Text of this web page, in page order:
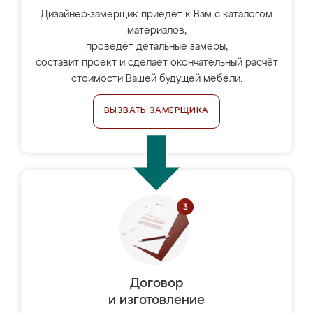
Дизайнер-замерщик приедет к Вам с каталогом
материалов,
проведёт детальные замеры,
составит проект и сделает окончательный расчёт
стоимости Вашей будущей мебели.
ВЫЗВАТЬ ЗАМЕРЩИКА
Договор
и изготовление